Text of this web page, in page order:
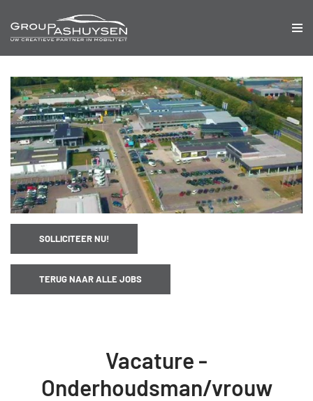
SOLLICITEER NU!
TERUG NAAR ALLE JOBS
Vacature -
Onderhoudsman/vrouw